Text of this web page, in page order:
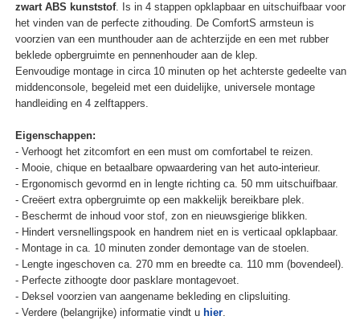
zwart ABS kunststof. Is in 4 stappen opklapbaar en uitschuifbaar voor
het vinden van de perfecte zithouding. De ComfortS armsteun is
voorzien van een munthouder aan de achterzijde en een met rubber
beklede opbergruimte en pennenhouder aan de klep.
Eenvoudige montage in circa 10 minuten op het achterste gedeelte van
middenconsole, begeleid met een duidelijke, universele montage
handleiding en 4 zelftappers.
Eigenschappen:
- Verhoogt het zitcomfort en een must om comfortabel te reizen.
- Mooie, chique en betaalbare opwaardering van het auto-interieur.
- Ergonomisch gevormd en in lengte richting ca. 50 mm uitschuifbaar.
- Creëert extra opbergruimte op een makkelijk bereikbare plek.
- Beschermt de inhoud voor stof, zon en nieuwsgierige blikken.
- Hindert versnellingspook en handrem niet en is verticaal opklapbaar.
- Montage in ca. 10 minuten zonder demontage van de stoelen.
- Lengte ingeschoven ca. 270 mm en breedte ca. 110 mm (bovendeel).
- Perfecte zithoogte door pasklare montagevoet.
- Deksel voorzien van aangename bekleding en clipsluiting.
- Verdere (belangrijke) informatie vindt u hier.